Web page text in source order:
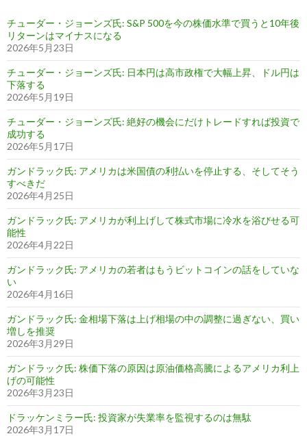
チューダー・ジョーンズ氏: S&P 500を今の株価水準で買うと10年後
リターンはマイナスになる
2026年5月23日
チューダー・ジョーンズ氏: 日本円は高市政権で大幅上昇、ドル円は
下落する
2026年5月19日
チューダー・ジョーンズ氏: 絶好の機会にだけトレードすれば投資で
成功する
2026年5月17日
ガンドラック氏: アメリカは米国債の利払いを停止する、そしてそう
すべきだ
2026年4月25日
ガンドラック氏: アメリカが利上げして株式市場に冷水を浴びせる可
能性
2026年4月22日
ガンドラック氏: アメリカの若者はもうビットコインの話をしていな
い
2026年4月16日
ガンドラック氏: 金相場下落は上げ相場の中の調整に過ぎない、買い
増しを推奨
2026年3月29日
ガンドラック氏: 株価下落の原因は原油価格高騰によるアメリカ利上
げの可能性
2026年3月23日
ドラッケンミラー氏: 投資家が失業率を監視するのは無駄
2026年3月17日